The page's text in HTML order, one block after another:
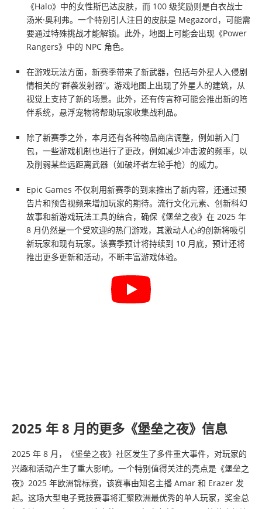
《Halo》中的女性斯巴达皮肤，而 100 级奖励则是白衣战士
汤米·奥利弗。一个特别引人注目的皮肤是 Megazord，可能需
要通过特殊挑战才能解锁。此外，地图上可能会出现《Power
Rangers》中的 NPC 角色。
在游戏玩法方面，新赛季带来了新武器，包括与外星人入侵剧
情相关的“群袭发射器”。游戏地图上出现了外星人的建筑，从
视觉上支持了新的场景。此外，还有传言称可能会推出新的陪
伴系统，悬浮宠物将帮助玩家收集战利品。
除了新赛季之外，本月还有各种物品商店调整，例如新入门
包，一些游戏机制也进行了更改，例如减少冲击波的频率，以
及削弱某些远距离武器（如破坏者左轮手枪）的威力。
Epic Games 不仅利用新赛季的到来推出了新内容，还通过预
告片和预告视频来增加玩家的期待。流行文化元素、创新科幻
故事和新游戏玩法工具的结合，确保《堡垒之夜》在 2025 年
8 月仍然是一个受欢迎的热门游戏，其激动人心的创新将吸引
新玩家和现有玩家。该赛季预计将持续到 10 月底，预计还将
推出更多更新和活动，不断丰富游戏体验。
2025 年 8 月的更多《堡垒之夜》信息
2025 年 8 月，《堡垒之夜》社区发生了多件重大事件，对玩家的
兴趣和活动产生了重大影响。一个特别值得关注的亮点是《堡垒之
夜》2025 年欧洲锦标赛，该赛事由知名主播 Amar 和 Erazer 发
起。这场大型电子竞技赛事将汇聚欧洲最优秀的单人玩家，奖金总